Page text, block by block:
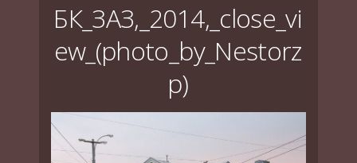
БК_ЗАЗ,_2014,_close_vi
ew_(photo_by_Nestorz
p)